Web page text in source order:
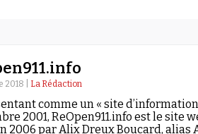
2018 | La Rédaction
comme un « site
2001, ReOpen911.info est le site
2006 par Alix Dreux Boucard,